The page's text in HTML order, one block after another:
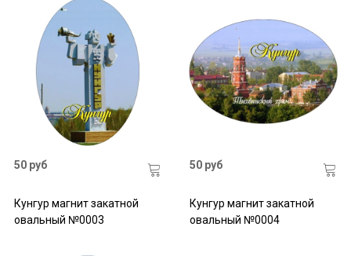
50 руб
Кунгур магнит закатной
овальный №0003
50 руб
Кунгур магнит закатной
овальный №0004